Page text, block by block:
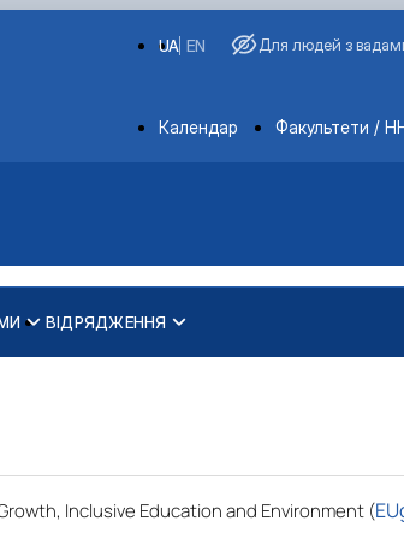
EN
UA Для людей з
Departments
Календар Факультети /
ВІДРЯДЖЕННЯ
Inclusive Education and Environment (